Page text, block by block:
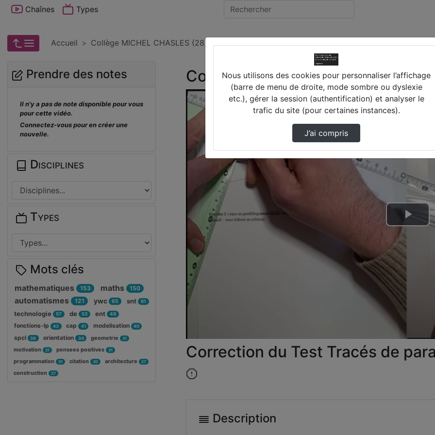
Chaînes Types
Accueil Collège MICHEL CHASLES (28) EPERNON Correction Du Test Tracés De
Collège MICHEL CHASLES (28)
Lire
Correction du Test Tracés de
Description
Prendre des notes
Il n'y a pas de note disponible pour vous
pour cette vidéo.
Connectez-vous pour en créer une
nouvelle.
Disciplines
Types
Mots clés
mathematiques 153 maths 150
automatismes 121 ywc 65 snt 61
technologie 57 de 53 ent 48
fonctions-lp 43 cap 41 modelisation 40
spcl 36 orientation 34 geometrie 31
motivation 31 pensees positives 31
programmation 31 citation 30 architecture 27
construction 27
Nous utilisons des cookies pour personnaliser l’affichage
(barre de menu de droite, mode sombre ou dyslexie
etc.), gérer la session (authentification) et analyser le
trafic du site (pour certaines instances).
J’ai compris